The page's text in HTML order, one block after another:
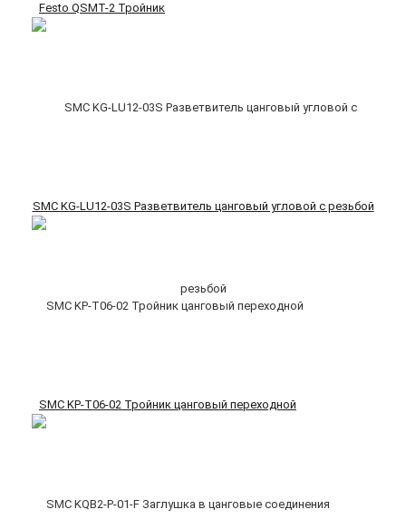
Festo QSMT-2 Тройник
SMC KG-LU12-03S Разветвитель цанговый угловой с резьбой
SMC KP-T06-02 Тройник цанговый переходной